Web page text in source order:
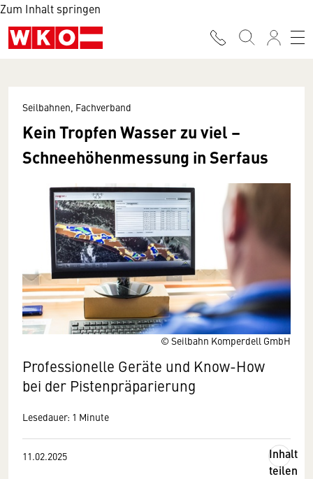
Zum Inhalt springen
© Seilbahn Komperdell GmbH
Seilbahnen, Fachverband
Kein Tropfen Wasser zu viel –
Schneehöhenmessung in Serfaus
Professionelle Geräte und Know-How
bei der Pistenpräparierung
Lesedauer: 1 Minute
11.02.2025
Inhalt
teilen